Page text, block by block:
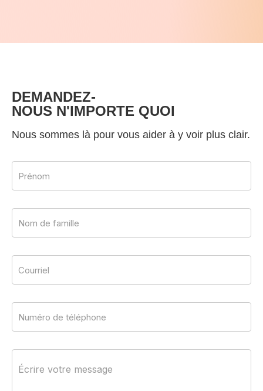
DEMANDEZ-
NOUS N'IMPORTE QUOI
Nous sommes là pour vous aider à y voir plus clair.